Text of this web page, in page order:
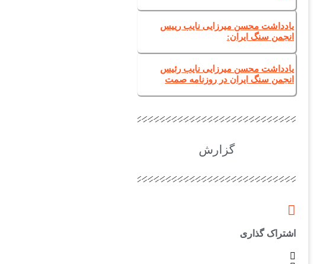
یادداشت محسن میرزایی نایب رییس
انجمن سنگ ایران:
یادداشت محسن میرزایی نایب رئیس
انجمن سنگ ایران در روزنامه صمت
گزارش
اشتراک گذاری